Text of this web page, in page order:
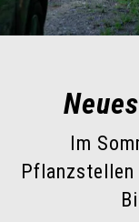
Im
Pflanzstellen